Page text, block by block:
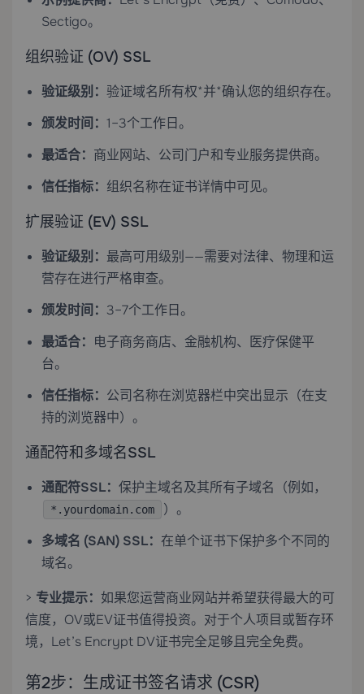
Sectigo。
组织验证 (OV) SSL
验证级别： 验证域名所有权*并*确认您的组织存在。
颁发时间： 1–3个工作日。
最适合： 商业网站、公司门户和专业服务提供商。
信任指标： 组织名称在证书详情中可见。
扩展验证 (EV) SSL
验证级别： 最高可用级别——需要对法律、物理和运
营存在进行严格审查。
颁发时间： 3–7个工作日。
最适合： 电子商务商店、金融机构、医疗保健平
台。
信任指标： 公司名称在浏览器栏中突出显示（在支
持的浏览器中）。
通配符和多域名SSL
通配符SSL： 保护主域名及其所有子域名（例如，
*.yourdomain.com
）。
多域名 (SAN) SSL： 在单个证书下保护多个不同的
域名。
> 专业提示： 如果您运营商业网站并希望获得最大的可
信度，OV或EV证书值得投资。对于个人项目或暂存环
境，Let’s Encrypt DV证书完全足够且完全免费。
第2步：生成证书签名请求 (CSR)